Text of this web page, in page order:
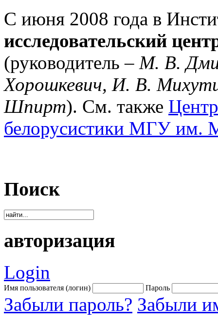
С июня 2008 года в
исследовательский
(руководитель – М. В.
Хорошкевич, И. В.
Шпирт). См. также
белорусистики МГУ им.
Поиск
авторизация
Login
Имя пользователя (логин) Пароль
Забыли пароль? Забыли